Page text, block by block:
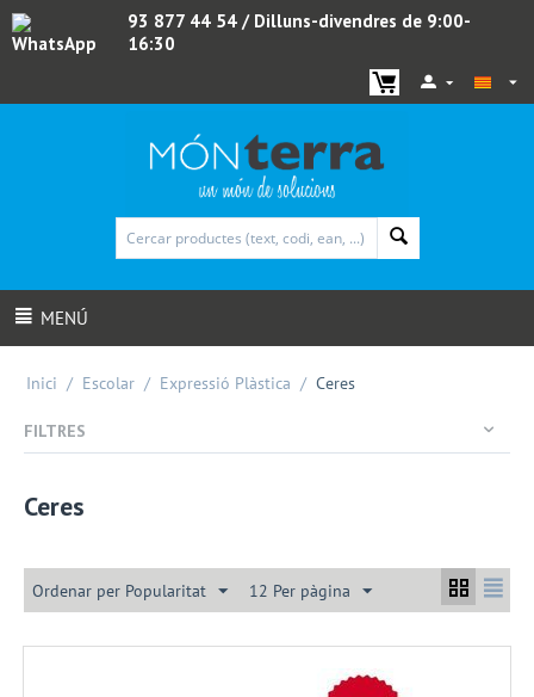
WhatsApp
93 877 44 54 / Dilluns-divendres de 9:00-
16:30
MENÚ
Inici / Escolar / Expressió Plàstica / Ceres
FILTRES
Ceres
Ordenar per Popularitat 12 Per pàgina